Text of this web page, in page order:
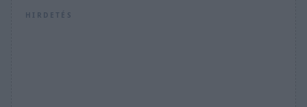
HIRDETÉS